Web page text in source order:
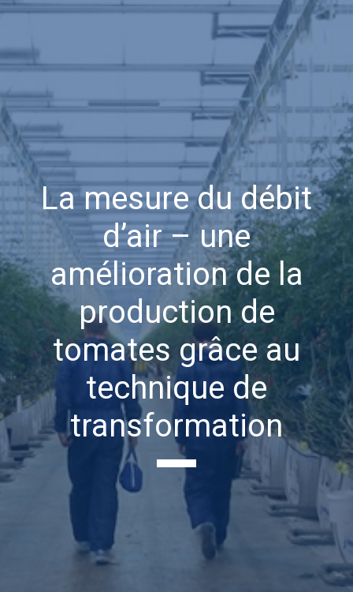
La mesure du débit
d’air – une
amélioration de la
production de
tomates grâce au
technique de
transformation